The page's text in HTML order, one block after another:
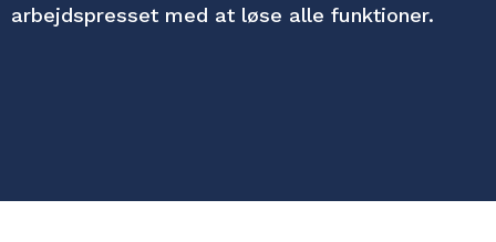
arbejdspresset med at løse alle funktioner.